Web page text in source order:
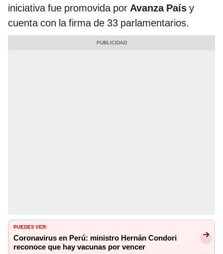
iniciativa fue promovida por Avanza País y
cuenta con la firma de 33 parlamentarios.
PUEDES VER:
Coronavirus en Perú: ministro Hernán Condori
reconoce que hay vacunas por vencer